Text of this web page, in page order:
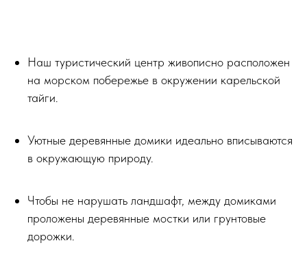
Наш туристический центр живописно расположен
на морском побережье в окружении карельской
тайги.
Уютные деревянные домики идеально вписываются
в окружающую природу.
Чтобы не нарушать ландшафт, между домиками
проложены деревянные мостки или грунтовые
дорожки.